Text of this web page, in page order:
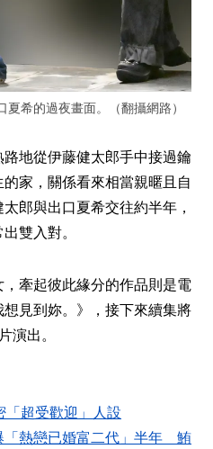
希的過夜畫面。（翻攝網路）
地從伊藤健太郎手中接過鑰
家，關係看來相當親暱且自
郎與出口夏希交往約半年，
雙入對。
牽起彼此緣分的作品則是電
見到妳。》，接下來續集將
演出。
超受歡迎」人設
「熱戀已婚富二代」半年 鮪